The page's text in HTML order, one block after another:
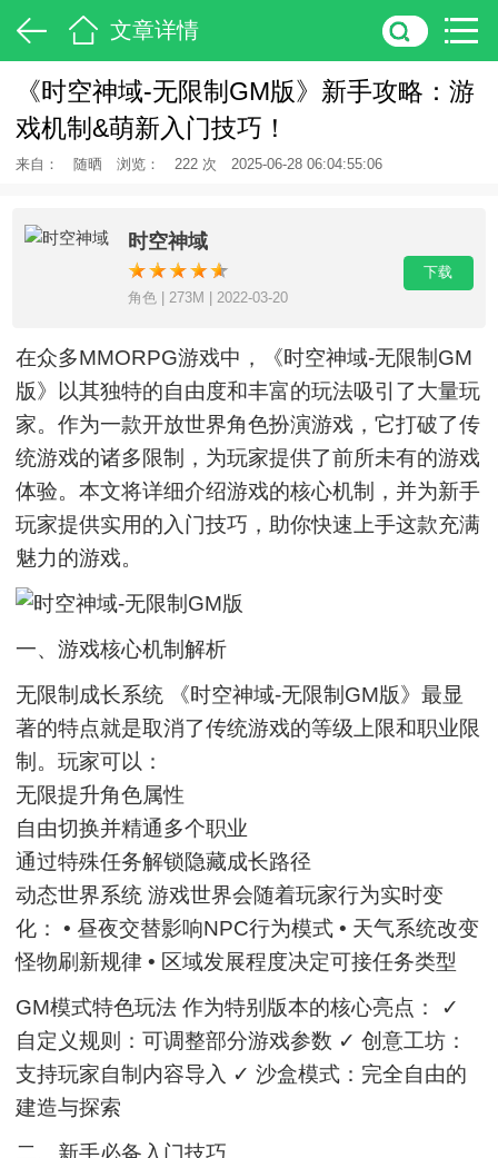
文章详情
《时空神域-无限制GM版》新手攻略：游
戏机制&萌新入门技巧！
来自： 随晒 浏览： 222 次 2025-06-28 06:04:55:06
时空神域
角色 | 273M | 2022-03-20
下载
在众多MMORPG游戏中，《时空神域-无限制GM
版》以其独特的自由度和丰富的玩法吸引了大量玩
家。作为一款开放世界角色扮演游戏，它打破了传
统游戏的诸多限制，为玩家提供了前所未有的游戏
体验。本文将详细介绍游戏的核心机制，并为新手
玩家提供实用的入门技巧，助你快速上手这款充满
魅力的游戏。
一、游戏核心机制解析
无限制成长系统 《时空神域-无限制GM版》最显
著的特点就是取消了传统游戏的等级上限和职业限
制。玩家可以：
无限提升角色属性
自由切换并精通多个职业
通过特殊任务解锁隐藏成长路径
动态世界系统 游戏世界会随着玩家行为实时变
化： • 昼夜交替影响NPC行为模式 • 天气系统改变
怪物刷新规律 • 区域发展程度决定可接任务类型
GM模式特色玩法 作为特别版本的核心亮点： ✓
自定义规则：可调整部分游戏参数 ✓ 创意工坊：
支持玩家自制内容导入 ✓ 沙盒模式：完全自由的
建造与探索
二、新手必备入门技巧